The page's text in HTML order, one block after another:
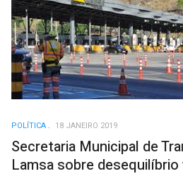
POLÍTICA 18 JANEIRO 2019
Secretaria Municipal de
Lamsa sobre